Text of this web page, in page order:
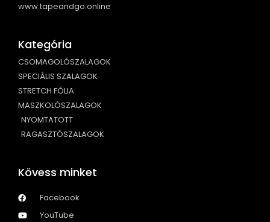
www.tapeandgo.online
Kategória
CSOMAGOLÓSZALAGOK
SPECIÁLIS SZALAGOK
STRETCH FÓLIA
MASZKOLÓSZALAGOK
NYOMTATOTT
RAGASZTÓSZALAGOK
Kövess minket
Facebook
YouTube